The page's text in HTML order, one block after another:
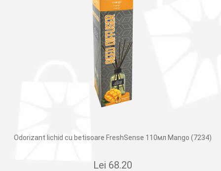
Odorizant lichid cu betisoare FreshSense 110мл Mango (7234)
Lei 68.20